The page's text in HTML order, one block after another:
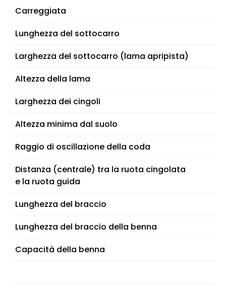
Carreggiata
Lunghezza del sottocarro
Larghezza del sottocarro (lama apripista)
Altezza della lama
Larghezza dei cingoli
Altezza minima dal suolo
Raggio di oscillazione della coda
Distanza (centrale) tra la ruota cingolata
e la ruota guida
Lunghezza del braccio
Lunghezza del braccio della benna
Capacità della benna